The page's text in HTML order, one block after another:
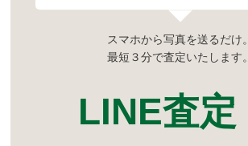
スマホから写真を送るだけ。
最短３分で査定いたします。
LINE査定